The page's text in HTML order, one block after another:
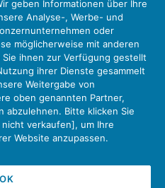
Anlegerbeziehungen
Neuigkeiten
Kontaktieren Sie Uns
Utilization
geben Informationen über Ihre
Analyse-, Werbe- und
oder
möglicherweise mit anderen
ihnen zur Verfügung gestellt
ihrer Dienste gesammelt
Weitergabe von
oben genannten Partner,
abzulehnen. Bitte klicken Sie
verkaufen], um Ihre
Website anzupassen.
OK